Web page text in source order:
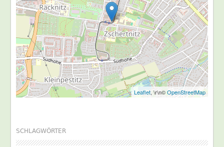
Leaflet, \r\n©OpenStreetMap
SCHLAGWÖRTER